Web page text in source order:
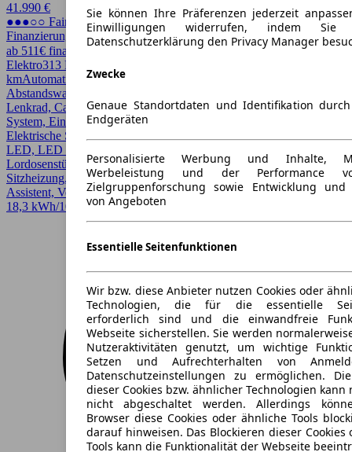
Sie können Ihre Präferenzen jederzeit
Einwilligungen widerrufen, indem
Datenschutzerklärung den Privacy Manager
Zwecke
Genaue Standortdaten und Identifikation
Endgeräten
Personalisierte Werbung und Inhalte,
Werbeleistung und der Performance
Zielgruppenforschung sowie Entwicklung und
von Angeboten
Essentielle Seitenfunktionen
Wir bzw. diese Anbieter nutzen Cookies oder
Technologien, die für die essentielle
erforderlich sind und die einwandfreie
Webseite sicherstellen. Sie werden
Nutzeraktivitäten genutzt, um wichtige
Setzen und Aufrechterhalten von
Datenschutzeinstellungen zu ermöglichen.
dieser Cookies bzw. ähnlicher Technologien kann
nicht abgeschaltet werden. Allerdings
Browser diese Cookies oder ähnliche Tools
darauf hinweisen. Das Blockieren dieser
Tools kann die Funktionalität der Webseite
41.990 €
●●●○○ Fairer Preis
Finanzierung möglich
ab 511€ finanzieren ↗
Elektro313 PS (230 kW)
kmAutomatik SUV / Pickup
Abstandswarner, Allrad, Android Auto, Apple CarPlay, Beheizbares
Lenkrad, CarPlay, Einparkhilfe, Einparkhilfe selbstlenkendes
System, Einparkhilfe Sensoren hinten, Einparkhilfe Sensoren vorne,
Elektrische Sitze, Fernlichtassistent, Garantie, Head-up display,
LED, LED Scheinwerfer, LED-Scheinwerfer, Lichtsensor,
Lordosenstütze, Panoramadach, Regensensor, Scheckheftgepflegt,
Sitzheizung, Sitzheizung hinten, Spurhalteassistent, Totwinkel-
Assistent, Verkehrszeichenerkennung, Voll-LED Scheinwerfer
18,3 kWh/100 km (gew., komb.)* · CO2-Klasse A